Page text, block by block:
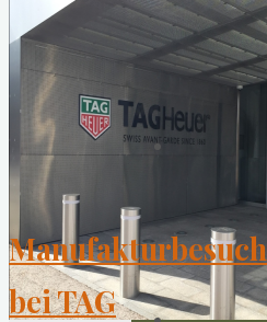
Manufakturbesuch
bei TAG
Pinterest